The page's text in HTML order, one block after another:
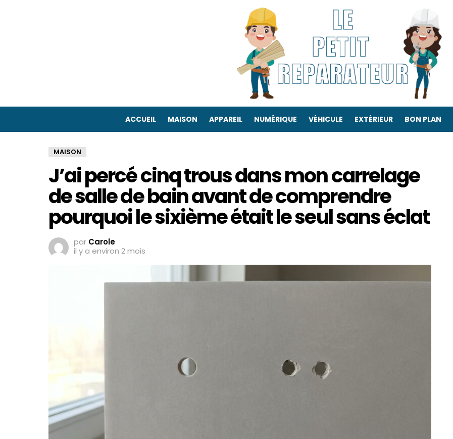
ACCUEIL MAISON APPAREIL NUMÉRIQUE VÉHICULE EXTÉRIEUR BON PLAN
MAISON
J’ai percé cinq trous dans mon carrelage
de salle de bain avant de comprendre
pourquoi le sixième était le seul sans éclat
par Carole
il y a environ 2 mois